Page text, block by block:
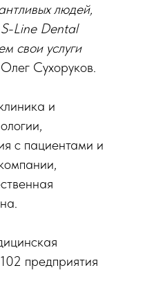
людей,
Line Dental
свои услуги
Сухоруков.
и
с пациентами и
предприятия